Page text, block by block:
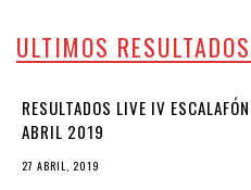
ULTIMOS RESULTADOS
RESULTADOS LIVE IV
ABRIL 2019
27 ABRIL, 2019